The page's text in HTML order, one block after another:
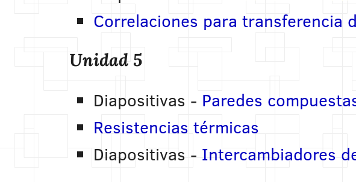
Correlaciones para transferencia
Unidad 5
Diapositivas - Paredes
Resistencias térmicas
Diapositivas - Intercambiadores